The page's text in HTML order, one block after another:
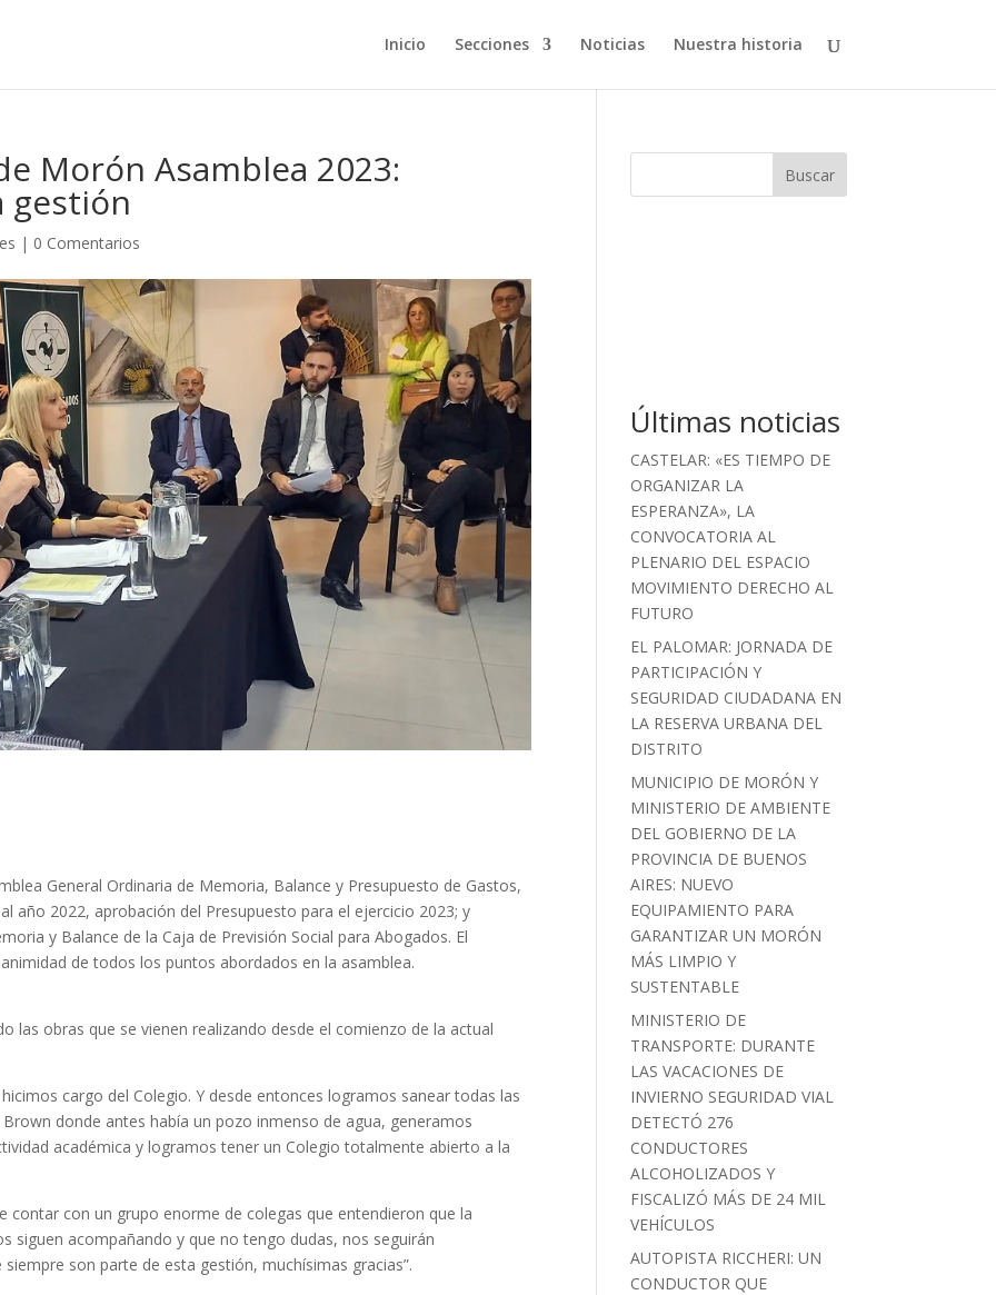
Inicio Secciones Noticias Nuestra historia
Morón Asamblea 2023:
gestión
| 0 Comentarios
General Ordinaria de Memoria, Balance y Presupuesto de Gastos,
año 2022, aprobación del Presupuesto para el ejercicio 2023; y
y Balance de la Caja de Previsión Social para Abogados. El
de todos los puntos abordados en la asamblea.
las obras que se vienen realizando desde el comienzo de la actual
cargo del Colegio. Y desde entonces logramos sanear todas las
donde antes había un pozo inmenso de agua, generamos
académica y logramos tener un Colegio totalmente abierto a la
contar con un grupo enorme de colegas que entendieron que la
siguen acompañando y que no tengo dudas, nos seguirán
son parte de esta gestión, muchísimas gracias”.
Buscar
Últimas noticias
CASTELAR: «ES TIEMPO DE
ORGANIZAR LA
ESPERANZA», LA
CONVOCATORIA AL
PLENARIO DEL ESPACIO
MOVIMIENTO DERECHO AL
FUTURO
EL PALOMAR: JORNADA DE
PARTICIPACIÓN Y
SEGURIDAD CIUDADANA EN
LA RESERVA URBANA DEL
DISTRITO
MUNICIPIO DE MORÓN Y
MINISTERIO DE AMBIENTE
DEL GOBIERNO DE LA
PROVINCIA DE BUENOS
AIRES: NUEVO
EQUIPAMIENTO PARA
GARANTIZAR UN MORÓN
MÁS LIMPIO Y
SUSTENTABLE
MINISTERIO DE
TRANSPORTE: DURANTE
LAS VACACIONES DE
INVIERNO SEGURIDAD VIAL
DETECTÓ 276
CONDUCTORES
ALCOHOLIZADOS Y
FISCALIZÓ MÁS DE 24 MIL
VEHÍCULOS
AUTOPISTA RICCHERI: UN
CONDUCTOR QUE